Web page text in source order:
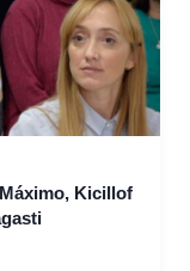
Kicillof